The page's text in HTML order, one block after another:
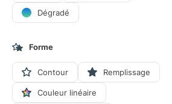
Dégradé
Forme
Contour Remplissage
Couleur linéaire